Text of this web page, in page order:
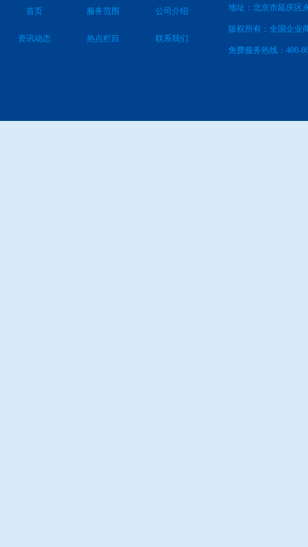
首页 服务范围 公司介绍
资讯动态 热点栏目 联系我们
地址：北京市延庆区
版权所有：全国企业
免费服务热线：